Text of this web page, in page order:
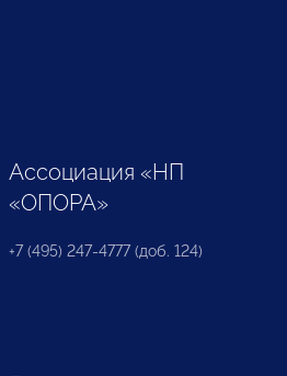
Ассоциация «НП
«ОПОРА»
+7 (495) 247-4777 (доб. 124)